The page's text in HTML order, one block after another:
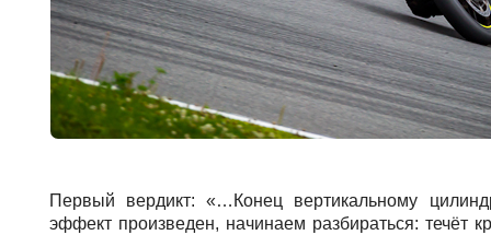
Первый вердикт: «…Конец вертикальному
эффект произведен, начинаем разбираться: течёт